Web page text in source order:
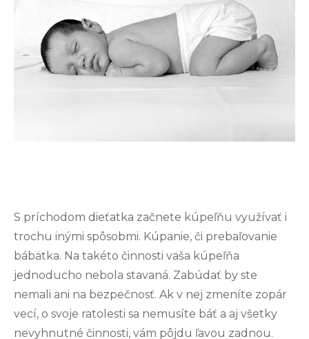
S príchodom dieťatka začnete kúpeľňu využívať i
trochu inými spôsobmi. Kúpanie, či prebaľovanie
bábätka. Na takéto činnosti vaša kúpeľňa
jednoducho nebola stavaná. Zabúdať by ste
nemali ani na bezpečnosť. Ak v nej zmeníte zopár
vecí, o svoje ratolesti sa nemusíte báť a aj všetky
nevyhnutné činnosti, vám pôjdu ľavou zadnou.